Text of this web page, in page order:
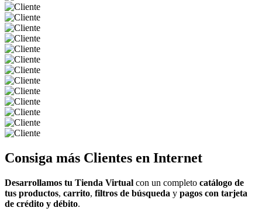
Consiga más Clientes en Internet
Desarrollamos tu Tienda Virtual con un completo catálogo de
tus productos, carrito, filtros de búsqueda y pagos con tarjeta
de crédito y débito.